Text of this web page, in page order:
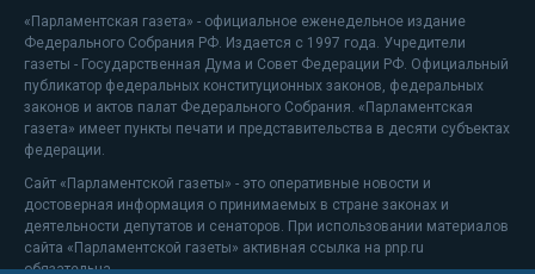
«Парламентская газета» - официальное еженедельное издание
Федерального Собрания РФ. Издается с 1997 года. Учредители
газеты - Государственная Дума и Совет Федерации РФ. Официальный
публикатор федеральных конституционных законов, федеральных
законов и актов палат Федерального Собрания. «Парламентская
газета» имеет пункты печати и представительства в десяти субъектах
федерации.
Сайт «Парламентской газеты» - это оперативные новости и
достоверная информация о принимаемых в стране законах и
деятельности депутатов и сенаторов. При использовании материалов
сайта «Парламентской газеты» активная ссылка на pnp.ru
обязательна.